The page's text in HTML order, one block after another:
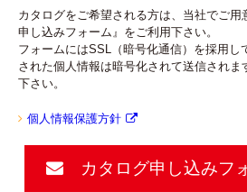
カタログをご希望される方は、当社でご
申し込みフォーム』をご利用下さい。
フォームにはSSL（暗号化通信）を採用し
された個人情報は暗号化されて送信されま
下さい。
個人情報保護方針
カタログ申し込みフ